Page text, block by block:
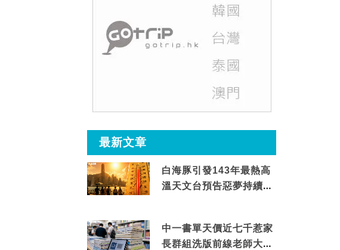
最新文章
白海豚引發143年最熱高
溫天文台預告惡夢持續至
中一書單天價近七千惹家
長群組洗版前線老師大爆